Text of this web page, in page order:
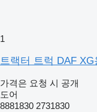
1
트랙터 트럭 DAF
가격은 요청 시 공개
도어
8881830 2731830